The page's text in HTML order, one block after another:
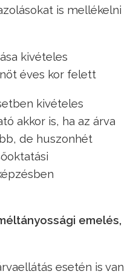
is mellékelni
kivételes
éves kor felett
kivételes
akkor is, ha az árva
de huszonhét
emelés,
esetén is van